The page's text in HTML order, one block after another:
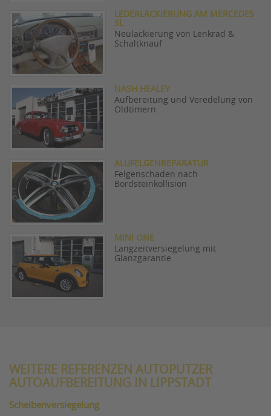
LEDERLACKIERUNG AM MERCEDES
SL
Neulackierung von Lenkrad &
Schaltknauf
NASH HEALEY
Aufbereitung und Veredelung von
Oldtimern
ALUFELGENREPARATUR
Felgenschaden nach
Bordsteinkollision
MINI ONE
Langzeitversiegelung mit
Glanzgarantie
WEITERE REFERENZEN AUTOPUTZER
AUTOAUFBEREITUNG IN LIPPSTADT
Scheibenversiegelung